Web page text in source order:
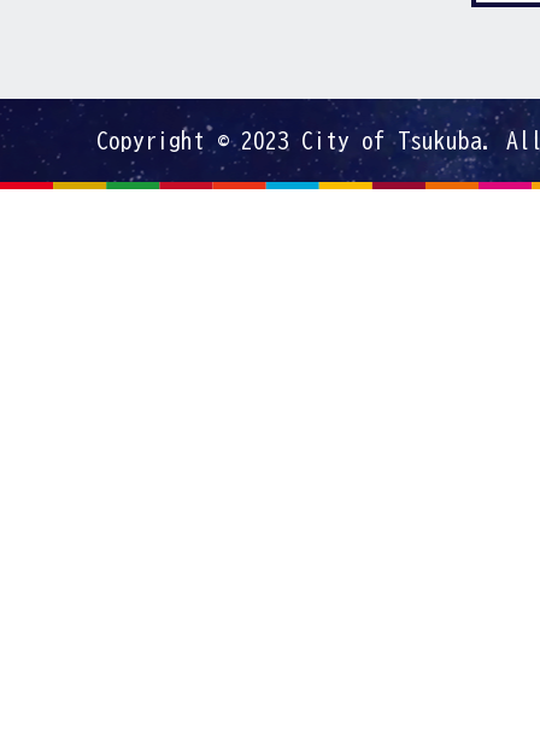
Copyright © 2023 City of Tsukuba.